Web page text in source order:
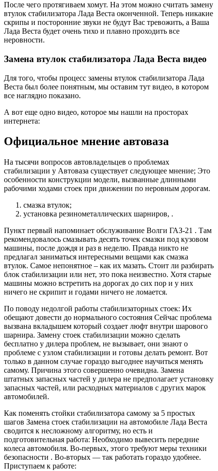
После чего протягиваем хомут. На этом можно считать замену
втулок стабилизатора Лада Веста оконченной. Теперь никакие
скрипы и посторонние звуки не будут Вас тревожить, а Ваша
Лада Веста будет очень тихо и плавно проходить все
неровности.
Замена втулок стабилизатора Лада Веста видео
Для того, чтобы процесс замены втулок стабилизатора Лада
Веста был более понятным, мы оставим тут видео, в котором
все наглядно показано.
А вот еще одно видео, которое мы нашли на просторах
интернета:
Официальное мнение автоваза
На тысячи вопросов автовладельцев о проблемах
стабилизации у Автоваза существует следующее мнение; Это
особенности конструкции модели, вызванные длинными
рабочими ходами стоек при движении по неровным дорогам.
смазка втулок;
установка резинометаллических шарниров, .
Пункт первый напоминает обслуживание Волги ГАЗ-21 . Там
рекомендовалось смазывать десять точек смазки под кузовом
машины, после дождя и раз в неделю. Правда никто не
предлагал заниматься интересными вещами как смазка
втулок. Самое непонятное – как их мазать. Стоит ли разбирать
блок стабилизации или нет, это пока неизвестно. Хотя старые
машины можно встретить на дорогах до сих пор и у них
ничего не скрипит и годами ничего не ломается.
По поводу недолгой работы стабилизаторных стоек: Их
обещают довести до нормального состояния Сейчас проблема
вызвана вкладышем который создает люфт внутри шарового
шарнира. Замену стоек стабилизации можно сделать
бесплатно у дилера проблем, не вызывает, они знают о
проблеме с узлом стабилизации и готовы делать ремонт. Вот
только в данном случае гораздо выгоднее научиться менять
самому. Причина этого совершенно очевидна. Замена
штатных запасных частей у дилера не предполагает установку
запасных частей, или расходных материалов с других марок
автомобилей.
Как поменять стойки стабилизатора самому за 5 простых
шагов Замена стоек стабилизации на автомобиле Лада Веста
сводится к несложному алгоритму, но есть и
подготовительная работа: Необходимо вывесить передние
колеса автомобиля. Во-первых, этого требуют меры техники
безопасности . Во-вторых — так работать гораздо удобнее.
Приступаем к работе: